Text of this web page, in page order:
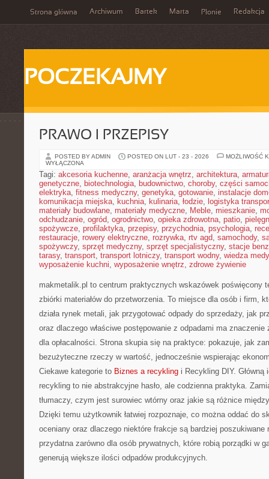
Strona główna Archiwum Bartek Marta Płonie Redakcja
POCZEKAJMY
PRAWO I PRZEPISY
POSTED BY ADMIN POSTED ON LUT - 23 - 2026
MOŻLIWOŚĆ
WYŁĄCZONA
Tagi: akcesoria kuchenne, aranżacja wnętrz, architektura,
genetyczne, biotechnologia, budownictwo, choroby, części
elektryka, fitness medyczny, genetyka, gotowanie, instalacje
komunikacja miejska, kuchnia, kulinaria, łodzie, logistyka
materiały budowlane, materiały medyczne, Meble, mieszkanie,
odchudzanie, ogród, ogrodnictwo, opieka zdrowotna, patio,
spożywcze, profilaktyka, przepisy, przychodnia, psychologia,
restauracje, rowery elektryczne, rozrywka, rtv agd, samochody,
spożywczy, sprzęt medyczny, sprzęt specjalistyczny, stacje
tarasy, transport, transport lotniczy, transport wodny, wiedza
wyposażenie kuchni, wyposażenie wnętrz, zdrowe żywienie
makmetalik.pl to centrum praktycznych wskazówek poświęcony
zbiórki materiałów do przetworzenia. To miejsce dla osób i firm,
działa rynek metali, jak przygotować odpady do sprzedaży, jak
oraz dlaczego właściwe postępowanie z odpadami ma
dla opłacalności. Strona skupia się na praktyce: pokazuje, jak
bezużyteczne rzeczy w wartość, jednocześnie wspierając
Ciekawe kategorie to Biznes a recykling i Recykling DIY.
recykling to nie abstrakcyjne hasło, ale codzienna praktyka.
tłumaczy, czym jest surowiec wtórny oraz jakie są różnice
Dzięki temu użytkownik łatwiej rozpoznaje, co można oddać do
oceniany oraz dlaczego niektóre frakcje są bardziej poszukiwane
przydatna zarówno dla osób prywatnych, które robią porządki w
generują większe ilości odpadów produkcyjnych.